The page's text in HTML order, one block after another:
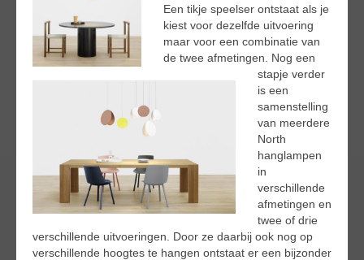
Een tikje speelser ontstaat als je
kiest voor dezelfde uitvoering
maar voor een combinatie van
de twee afmetingen. Nog een
stapje verder
is een
samenstelling
van meerdere
North
hanglampen
in
verschillende
afmetingen en
twee of drie
verschillende uitvoeringen. Door ze daarbij ook nog op
verschillende hoogtes te hangen ontstaat er een bijzonder